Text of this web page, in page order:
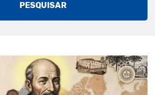
PESQUISAR